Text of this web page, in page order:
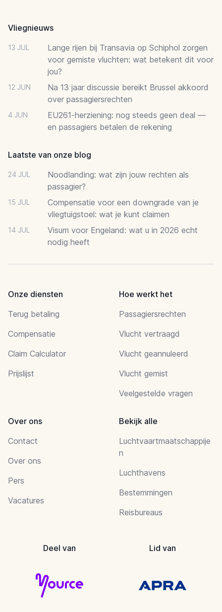
Vliegnieuws
13 JUL
Lange rijen bij Transavia op Schiphol zorgen
voor gemiste vluchten: wat betekent dit voor
jou?
12 JUN
Na 13 jaar discussie bereikt Brussel akkoord
over passagiersrechten
4 JUN
EU261-herziening: nog steeds geen deal —
en passagiers betalen de rekening
Laatste van onze blog
24 JUL
Noodlanding: wat zijn jouw rechten als
passagier?
15 JUL
Compensatie voor een downgrade van je
vliegtuigstoel: wat je kunt claimen
14 JUL
Visum voor Engeland: wat u in 2026 echt
nodig heeft
Onze diensten
Terug betaling
Compensatie
Claim Calculator
Prijslijst
Hoe werkt het
Passagiersrechten
Vlucht vertraagd
Vlucht geannuleerd
Vlucht gemist
Veelgestelde vragen
Over ons
Contact
Over ons
Pers
Vacatures
Bekijk alle
Luchtvaartmaatschappije
n
Luchthavens
Bestemmingen
Reisbureaus
Deel van Lid van